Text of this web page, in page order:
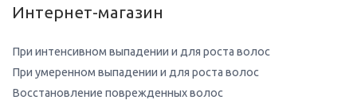
Интернет-магазин
При интенсивном выпадении и для роста волос
При умеренном выпадении и для роста волос
Восстановление поврежденных волос